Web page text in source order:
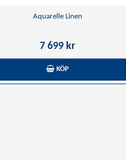
Aquarelle Linen
7 699 kr
KÖP